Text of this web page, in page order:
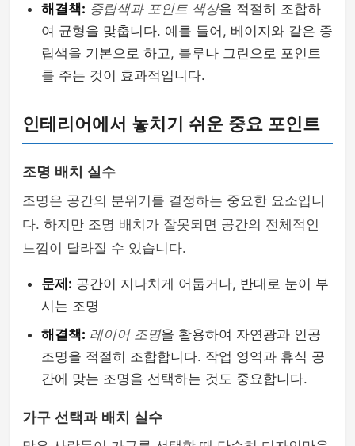
해결책: 중립색과 포인트 색상을 적절히 조합하
여 균형을 맞춥니다. 예를 들어, 베이지와 같은 중
립색을 기본으로 하고, 블루나 그린으로 포인트
를 주는 것이 효과적입니다.
인테리어에서 놓치기 쉬운 중요 포인트
조명 배치 실수
조명은 공간의 분위기를 결정하는 중요한 요소입니
다. 하지만 조명 배치가 잘못되면 공간의 전체적인
느낌이 달라질 수 있습니다.
문제: 공간이 지나치게 어둡거나, 반대로 눈이 부
시는 조명
해결책: 레이어 조명을 활용하여 자연광과 인공
조명을 적절히 조합합니다. 작업 영역과 휴식 공
간에 맞는 조명을 선택하는 것도 중요합니다.
가구 선택과 배치 실수